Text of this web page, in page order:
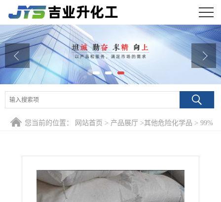
公司首页
公司介绍
公司动态
产品展厅
证书荣誉
在线留言
您当前的位置： 网站首页 > 产品展厅 >其他危险化学品 > 99%